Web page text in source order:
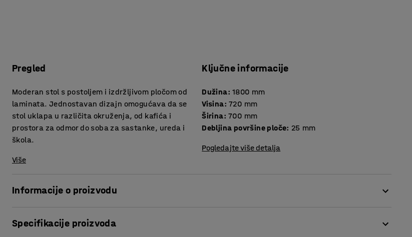
Pregled
Moderan stol s postoljem i izdržljivom pločom od
laminata. Jednostavan dizajn omogućava da se
stol uklapa u različita okruženja, od kafića i
prostora za odmor do soba za sastanke, ureda i
škola.
Više
Ključne informacije
Dužina: 1800 mm
Visina: 720 mm
Širina: 700 mm
Debljina površine ploče: 25 mm
Pogledajte više detalja
Informacije o proizvodu
sastanke, kao i za prostore za odmor i zajedničke školske prostore.
Specifikacije proizvoda